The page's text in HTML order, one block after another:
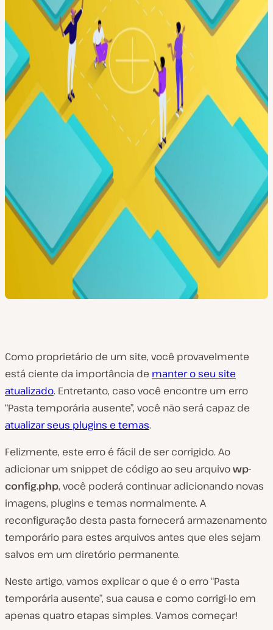
Como proprietário de um site, você provavelmente
está ciente da importância de manter o seu site
atualizado. Entretanto, caso você encontre um erro
“Pasta temporária ausente”, você não será capaz de
atualizar seus plugins e temas.
Felizmente, este erro é fácil de ser corrigido. Ao
adicionar um snippet de código ao seu arquivowp-
config.php, você poderá continuar adicionando novas
imagens, plugins e temas normalmente. A
reconfiguração desta pasta fornecerá armazenamento
temporário para estes arquivos antes que eles sejam
salvos em um diretório permanente.
Neste artigo, vamos explicar o que é o erro “Pasta
temporária ausente”, sua causa e como corrigi-lo em
apenas quatro etapas simples. Vamos começar!